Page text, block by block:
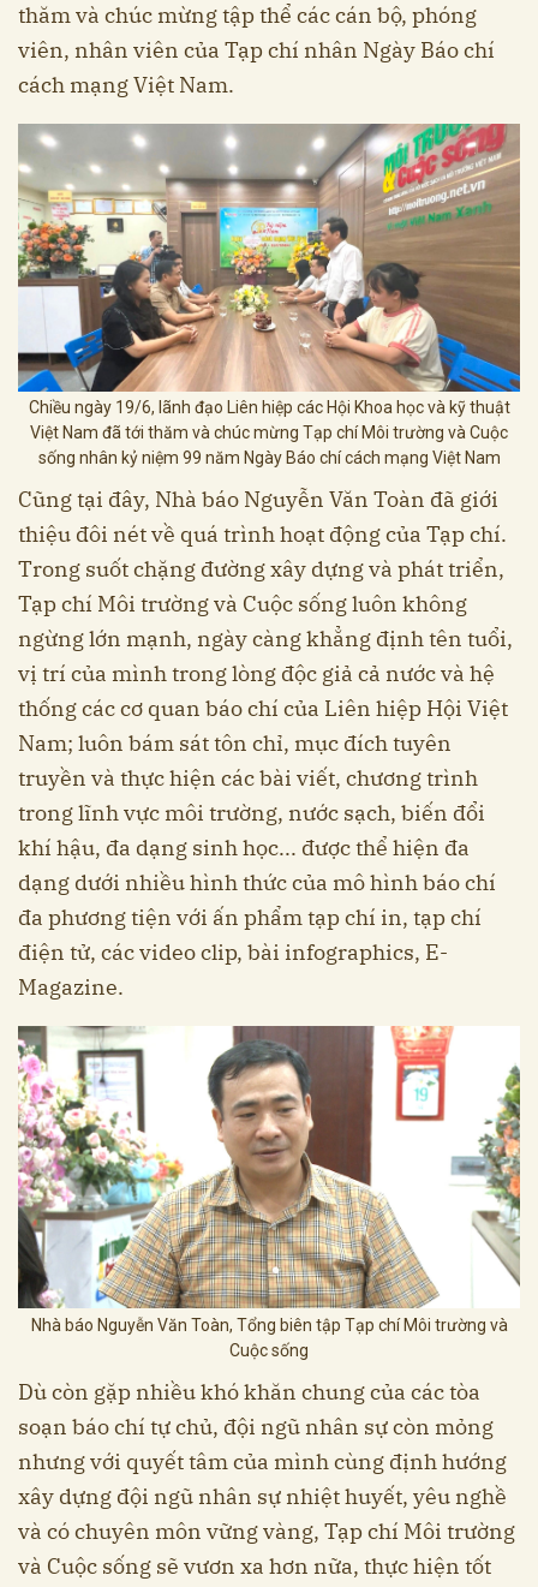
thăm và chúc mừng tập thể các cán bộ, phóng
viên, nhân viên của Tạp chí nhân Ngày Báo chí
cách mạng Việt Nam.
Chiều ngày 19/6, lãnh đạo Liên hiệp các Hội Khoa học và kỹ thuật
Việt Nam đã tới thăm và chúc mừng Tạp chí Môi trường và Cuộc
sống nhân kỷ niệm 99 năm Ngày Báo chí cách mạng Việt Nam
Cũng tại đây, Nhà báo Nguyễn Văn Toàn đã giới
thiệu đôi nét về quá trình hoạt động của Tạp chí.
Trong suốt chặng đường xây dựng và phát triển,
Tạp chí Môi trường và Cuộc sống luôn không
ngừng lớn mạnh, ngày càng khẳng định tên tuổi,
vị trí của mình trong lòng độc giả cả nước và hệ
thống các cơ quan báo chí của Liên hiệp Hội Việt
Nam; luôn bám sát tôn chỉ, mục đích tuyên
truyền và thực hiện các bài viết, chương trình
trong lĩnh vực môi trường, nước sạch, biến đổi
khí hậu, đa dạng sinh học... được thể hiện đa
dạng dưới nhiều hình thức của mô hình báo chí
đa phương tiện với ấn phẩm tạp chí in, tạp chí
điện tử, các video clip, bài infographics, E-
Magazine.
Nhà báo Nguyễn Văn Toàn, Tổng biên tập Tạp chí Môi trường và
Cuộc sống
Dù còn gặp nhiều khó khăn chung của các tòa
soạn báo chí tự chủ, đội ngũ nhân sự còn mỏng
nhưng với quyết tâm của mình cùng định hướng
xây dựng đội ngũ nhân sự nhiệt huyết, yêu nghề
và có chuyên môn vững vàng, Tạp chí Môi trường
và Cuộc sống sẽ vươn xa hơn nữa, thực hiện tốt